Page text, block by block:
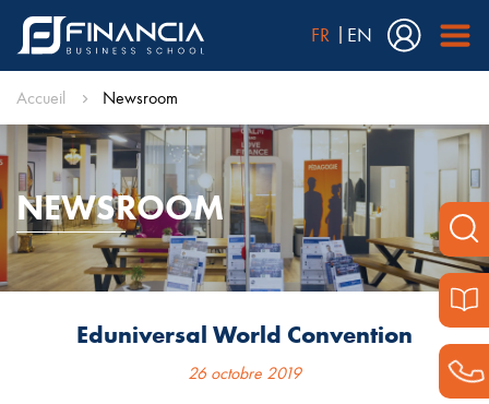
FR EN
Accueil Newsroom
NEWSROOM
Eduniversal World Convention
26 octobre 2019